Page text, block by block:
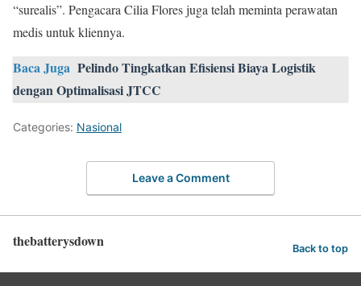
“surealis”. Pengacara Cilia Flores juga telah meminta perawatan
medis untuk kliennya.
Baca Juga Pelindo Tingkatkan Efisiensi Biaya Logistik
dengan Optimalisasi JTCC
Categories: Nasional
Leave a Comment
thebatterysdown Back to top